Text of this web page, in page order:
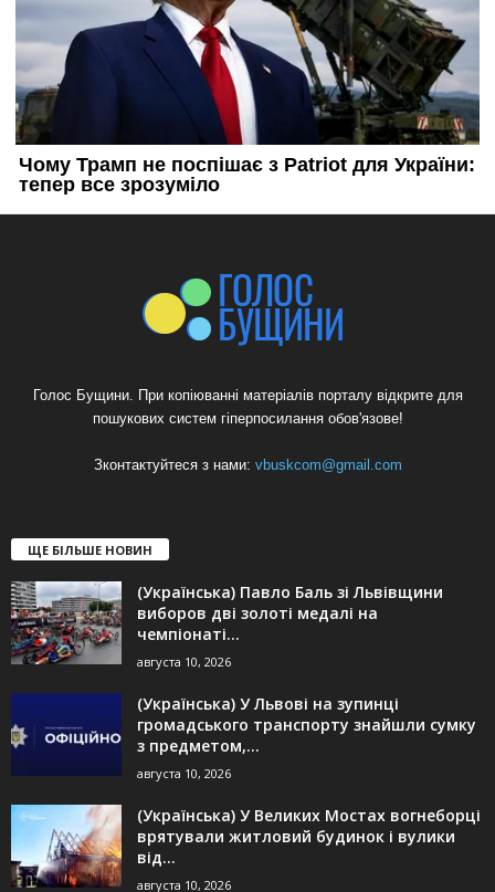
Голос Бущини. При копіюванні матеріалів порталу відкрите для
пошукових систем гіперпосилання обов'язове!
Зконтактуйтеся з нами: vbuskcom@gmail.com
ЩЕ БІЛЬШЕ НОВИН
(Українська) Павло Баль зі Львівщини
виборов дві золоті медалі на
чемпіонаті...
августа 10, 2026
(Українська) У Львові на зупинці
громадського транспорту знайшли сумку
з предметом,...
августа 10, 2026
(Українська) У Великих Мостах вогнеборці
врятували житловий будинок і вулики
від...
августа 10, 2026